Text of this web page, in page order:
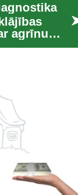
agrīnu